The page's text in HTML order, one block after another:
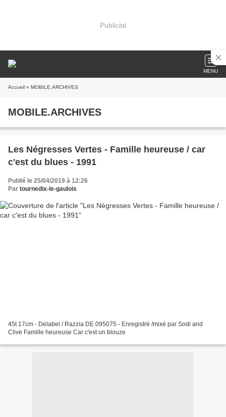
Publicité
MENU
Accueil » MOBILE.ARCHIVES
MOBILE.ARCHIVES
Les Négresses Vertes - Famille heureuse / car
c'est du blues - 1991
Publié le 25/04/2019 à 12:26
Par tournedix-le-gaulois
45t 17cm - Delabel / Razzia DE 095075 - Enregistré /mixé par Sodi and
Clive Famille heureuse Car c'est un blouze